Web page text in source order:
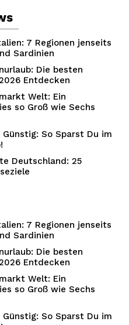
7 Regionen jenseits
Sardinien
Die besten
Entdecken
Welt: Ein
so Groß wie Sechs
Günstig: So Sparst Du im
Deutschland: 25
7 Regionen jenseits
Sardinien
Die besten
Entdecken
Welt: Ein
so Groß wie Sechs
Günstig: So Sparst Du im